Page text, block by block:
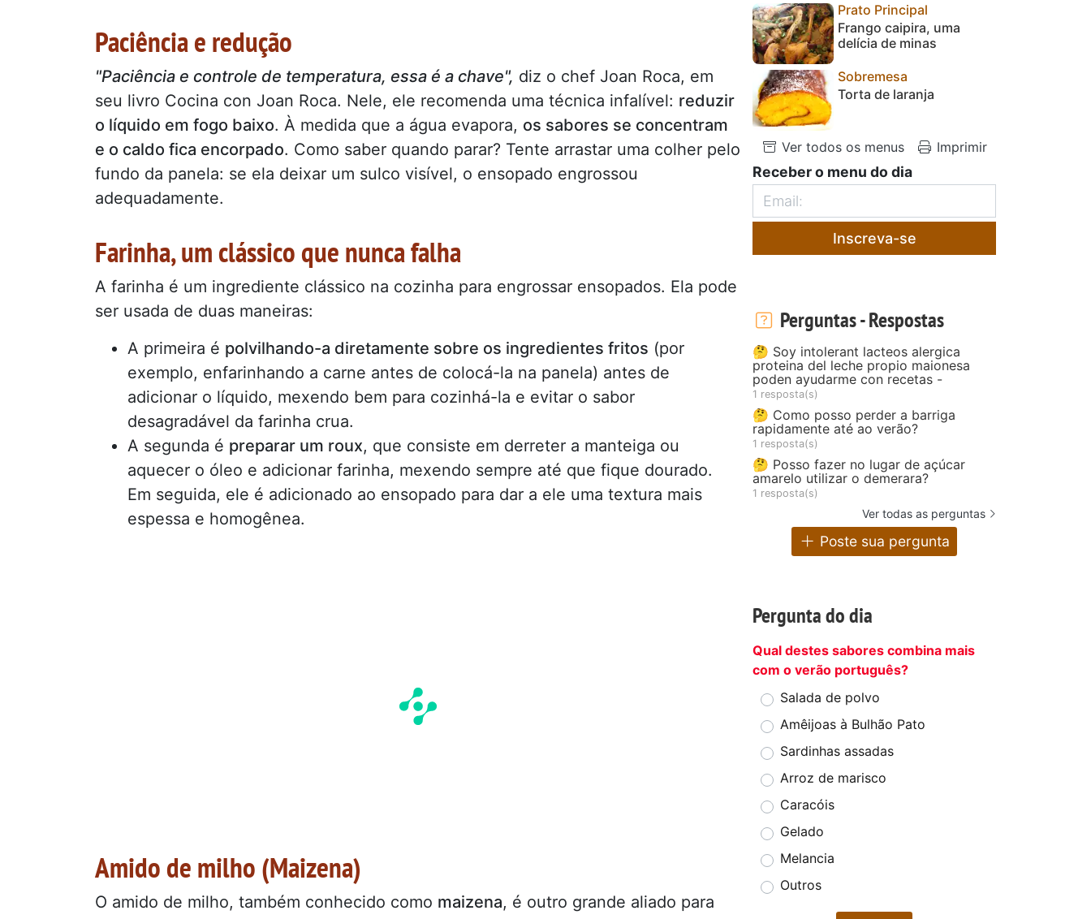
Paciência e redução
"Paciência e controle de temperatura, essa é a chave", diz o chef Joan Roca, em
seu livro Cocina con Joan Roca. Nele, ele recomenda uma técnica infalível: reduzir
o líquido em fogo baixo. À medida que a água evapora, os sabores se concentram
e o caldo fica encorpado. Como saber quando parar? Tente arrastar uma colher pelo
fundo da panela: se ela deixar um sulco visível, o ensopado engrossou
adequadamente.
Farinha, um clássico que nunca falha
A farinha é um ingrediente clássico na cozinha para engrossar ensopados. Ela pode
ser usada de duas maneiras:
A primeira é polvilhando-a diretamente sobre os ingredientes fritos (por
exemplo, enfarinhando a carne antes de colocá-la na panela) antes de
adicionar o líquido, mexendo bem para cozinhá-la e evitar o sabor
desagradável da farinha crua.
A segunda é preparar um roux, que consiste em derreter a manteiga ou
aquecer o óleo e adicionar farinha, mexendo sempre até que fique dourado.
Em seguida, ele é adicionado ao ensopado para dar a ele uma textura mais
espessa e homogênea.
Amido de milho (Maizena)
O amido de milho, também conhecido como maizena, é outro grande aliado para
Prato Principal
Frango caipira, uma
delícia de minas
Sobremesa
Torta de laranja
Ver todos os menus Imprimir
Receber o menu do dia
Inscreva-se
Perguntas - Respostas
🤔 Soy intolerant lacteos alergica
proteina del leche propio maionesa
poden ayudarme con recetas -
1 resposta(s)
🤔 Como posso perder a barriga
rapidamente até ao verão?
1 resposta(s)
🤔 Posso fazer no lugar de açúcar
amarelo utilizar o demerara?
1 resposta(s)
Ver todas as perguntas
Poste sua pergunta
Pergunta do dia
Qual destes sabores combina mais
com o verão português?
Salada de polvo
Amêijoas à Bulhão Pato
Sardinhas assadas
Arroz de marisco
Caracóis
Gelado
Melancia
Outros